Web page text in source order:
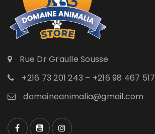
Rue Dr Graulle Sousse
+216 73 201 243 – +216 98 467 517
domaineanimalia@gmail.com